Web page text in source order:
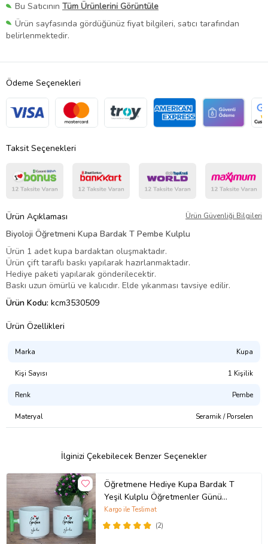
Bu Satıcının Tüm Ürünlerini Görüntüle
Ürün sayfasında gördüğünüz fiyat bilgileri, satıcı tarafından
belirlenmektedir.
Ödeme Seçenekleri
Taksit Seçenekleri
Ürün Açıklaması Ürün Güvenliği Bilgileri
Biyoloji Öğretmeni Kupa Bardak T Pembe Kulplu
Ürün 1 adet kupa bardaktan oluşmaktadır.
Ürün çift taraflı baskı yapılarak hazırlanmaktadır.
Hediye paketi yapılarak gönderilecektir.
Baskı uzun ömürlü ve kalıcıdır. Elde yıkanması tavsiye edilir.
Ürün Kodu: kcm3530509
Ürün Özellikleri
Marka Kupa
Kişi Sayısı 1 Kişilik
Renk Pembe
Materyal Seramik / Porselen
İlginizi Çekebilecek Benzer Seçenekler
Öğretmene Hediye Kupa Bardak T
Yeşil Kulplu Öğretmenler Günü
Hediyesi
(2)
Kargo ile Teslimat